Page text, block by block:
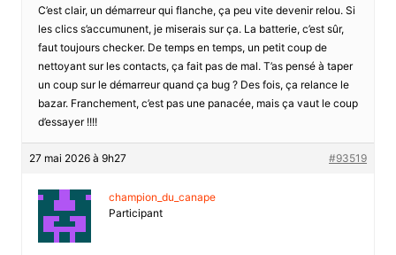
C’est clair, un démarreur qui flanche, ça peu vite devenir relou. Si
les clics s’accumunent, je miserais sur ça. La batterie, c’est sûr,
faut toujours checker. De temps en temps, un petit coup de
nettoyant sur les contacts, ça fait pas de mal. T’as pensé à taper
un coup sur le démarreur quand ça bug ? Des fois, ça relance le
bazar. Franchement, c’est pas une panacée, mais ça vaut le coup
d’essayer !!!!
27 mai 2026 à 9h27 #93519
champion_du_canape
Participant